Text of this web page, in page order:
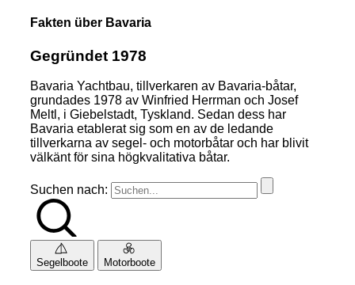
Fakten über Bavaria
Gegründet 1978
Bavaria Yachtbau, tillverkaren av Bavaria-båtar,
grundades 1978 av Winfried Herrman och Josef
Meltl, i Giebelstadt, Tyskland. Sedan dess har
Bavaria etablerat sig som en av de ledande
tillverkarna av segel- och motorbåtar och har blivit
välkänt för sina högkvalitativa båtar.
Suchen nach:
Segelboote Motorboote